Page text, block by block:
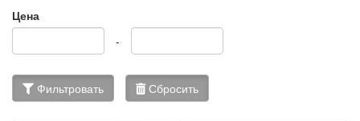
Цена
-
Фильтровать Сбросить